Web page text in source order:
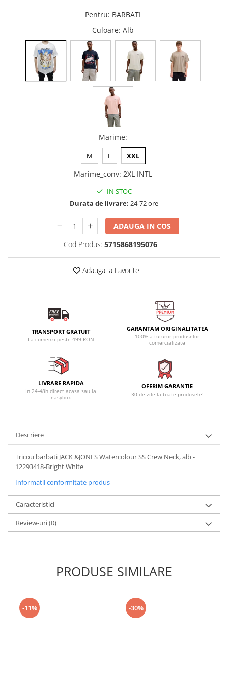
Pentru: BARBATI
Culoare: Alb
Marime:
M L XXL
Marime_conv: 2XL INTL
IN STOC
Durata de livrare: 24-72 ore
ADAUGA IN COS
Cod Produs: 5715868195076
Adauga la Favorite
TRANSPORT GRATUIT
La comenzi peste 499 RON
GARANTAM ORIGINALITATEA
100% a tuturor produselor
comercializate
LIVRARE RAPIDA
In 24-48h direct acasa sau la
easybox
OFERIM GARANTIE
30 de zile la toate produsele!
Descriere
Tricou barbati JACK &JONES Watercolour SS Crew Neck, alb -
12293418-Bright White
Informatii conformitate produs
Caracteristici
Review-uri(0)
PRODUSE SIMILARE
-11% -30%